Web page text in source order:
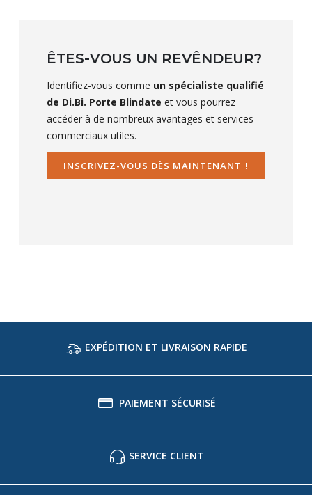
ÊTES-VOUS UN REVÊNDEUR?
Identifiez-vous comme un spécialiste qualifié
de Di.Bi. Porte Blindate et vous pourrez
accéder à de nombreux avantages et services
commerciaux utiles.
INSCRIVEZ-VOUS DÈS MAINTENANT !
EXPÉDITION ET LIVRAISON RAPIDE
PAIEMENT SÉCURISÉ
SERVICE CLIENT